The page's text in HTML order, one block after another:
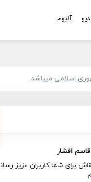
آلبوم
اسلامی میباشد.
قاسم افشار
برای شما کاربران عزیز